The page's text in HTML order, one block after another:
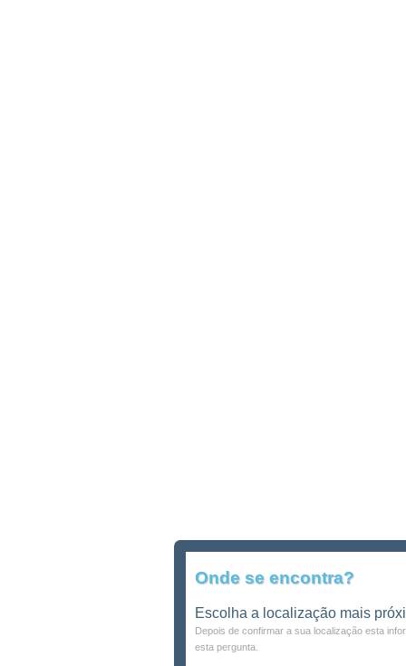
Onde se encontra?
Escolha a localização mais
Depois de confirmar a sua localização esta
esta pergunta.